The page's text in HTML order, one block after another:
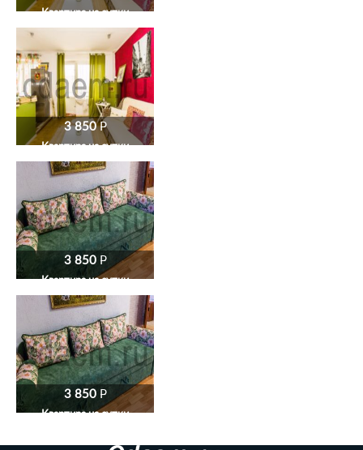
Квартира на сутки
3 850P
Квартира на сутки
3 850 P
Квартира на сутки
3 850 P
Квартира на сутки